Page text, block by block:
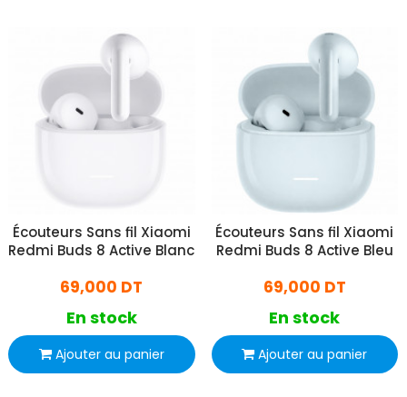
Écouteurs Sans fil Xiaomi
Redmi Buds 8 Active Blanc
69,000 DT
En stock
Ajouter au panier
Écouteurs Sans fil Xiaomi
Redmi Buds 8 Active Bleu
69,000 DT
En stock
Ajouter au panier